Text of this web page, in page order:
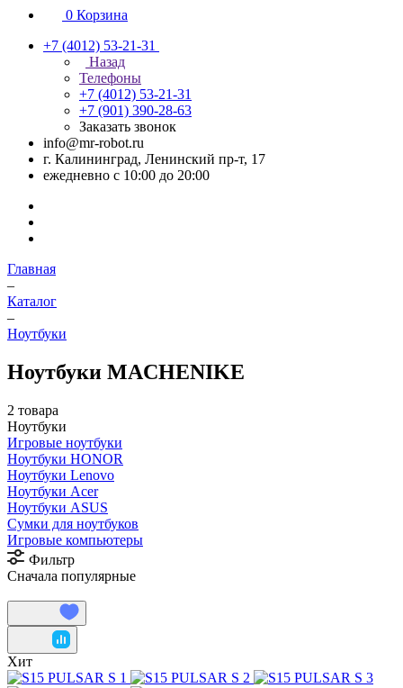
0 Корзина
+7 (4012) 53-21-31
Назад
Телефоны
+7 (4012) 53-21-31
+7 (901) 390-28-63
Заказать звонок
info@mr-robot.ru
г. Калининград, Ленинский пр-т, 17
ежедневно с 10:00 до 20:00
Главная
–
Каталог
–
Ноутбуки
Ноутбуки MACHENIKE
2 товара
Ноутбуки
Игровые ноутбуки
Ноутбуки HONOR
Ноутбуки Lenovo
Ноутбуки Acer
Ноутбуки ASUS
Сумки для ноутбуков
Игровые компьютеры
Фильтр
Сначала популярные
Хит